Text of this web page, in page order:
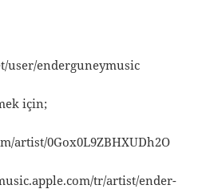
user/enderguneymusic
için;
artist/0Gox0L9ZBHXUDh2O
tr/artist/ender-